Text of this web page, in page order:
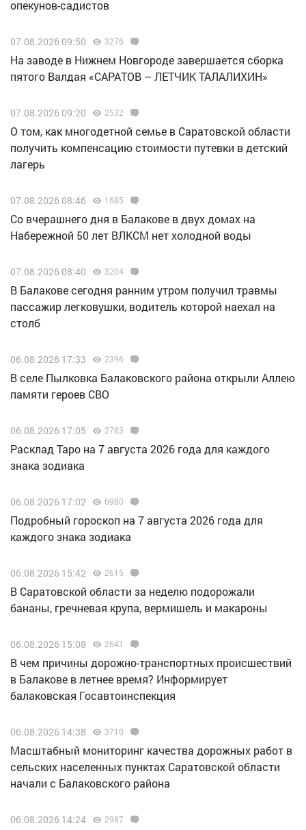
опекунов-садистов
07.08.2026 09:50 3276
Н️а заводе в Нижнем Новгороде завершается сборка
пятого Валдая «САРАТОВ – ЛЕТЧИК ТАЛАЛИХИН»
07.08.2026 09:20 2532
О том, как многодетной семье в Саратовской области
получить компенсацию стоимости путевки в детский
лагерь
07.08.2026 08:46 1685
Со вчерашнего дня в Балакове в двух домах на
Набережной 50 лет ВЛКСМ нет холодной воды
07.08.2026 08:40 3204
В Балакове сегодня ранним утром получил травмы
пассажир легковушки, водитель которой наехал на
столб
06.08.2026 17:33 2396
В селе Пылковка Балаковского района открыли Аллею
памяти героев СВО
06.08.2026 17:05 2783
Расклад Таро на 7 августа 2026 года для каждого
знака зодиака
06.08.2026 17:02 6980
Подробный гороскоп на 7 августа 2026 года для
каждого знака зодиака
06.08.2026 15:42 2615
В Саратовской области за неделю подорожали
бананы, гречневая крупа, вермишель и макароны
06.08.2026 15:08 2641
В чем причины дорожно-транспортных происшествий
в Балакове в летнее время? Информирует
балаковская Госавтоинспекция
06.08.2026 14:38 3710
Масштабный мониторинг качества дорожных работ в
сельских населенных пунктах Саратовской области
начали с Балаковского района
06.08.2026 14:24 2987